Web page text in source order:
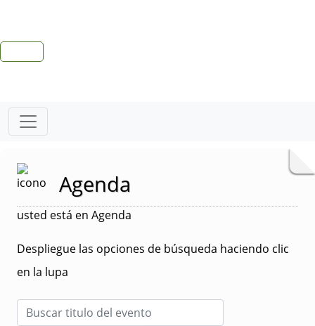
Agenda
usted está en Agenda
Despliegue las opciones de búsqueda haciendo clic
en la lupa